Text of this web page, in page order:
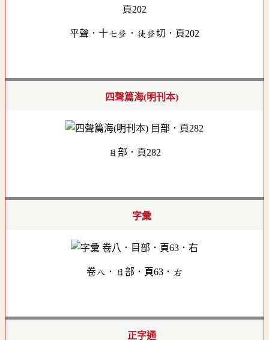
平聲．十七登．徒登切．頁202
四聲篇海(明刊本)
目部．頁282
字彙
卷八．目部．頁63．右
正字通